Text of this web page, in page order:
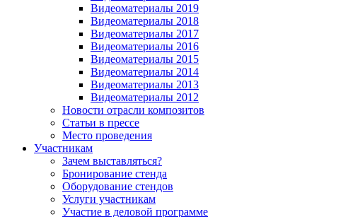
Видеоматериалы 2019
Видеоматериалы 2018
Видеоматериалы 2017
Видеоматериалы 2016
Видеоматериалы 2015
Видеоматериалы 2014
Видеоматериалы 2013
Видеоматериалы 2012
Новости отрасли композитов
Статьи в прессе
Место проведения
Участникам
Зачем выставляться?
Бронирование стенда
Оборудование стендов
Услуги участникам
Участие в деловой программе